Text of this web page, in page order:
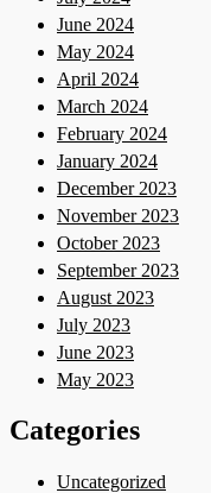
June 2024
May 2024
April 2024
March 2024
February 2024
January 2024
December 2023
November 2023
October 2023
September 2023
August 2023
July 2023
June 2023
May 2023
Categories
Uncategorized